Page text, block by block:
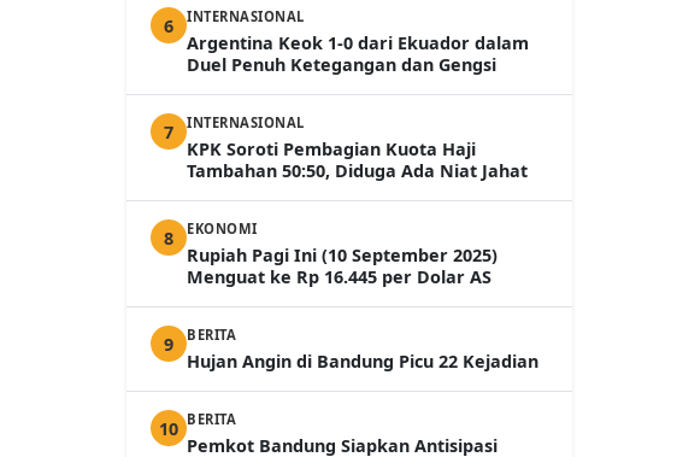
6 INTERNASIONAL
Argentina Keok 1-0 dari Ekuador dalam
Duel Penuh Ketegangan dan Gengsi
7 INTERNASIONAL
KPK Soroti Pembagian Kuota Haji
Tambahan 50:50, Diduga Ada Niat Jahat
8 EKONOMI
Rupiah Pagi Ini (10 September 2025)
Menguat ke Rp 16.445 per Dolar AS
9 BERITA
Hujan Angin di Bandung Picu 22 Kejadian
10 BERITA
Pemkot Bandung Siapkan Antisipasi